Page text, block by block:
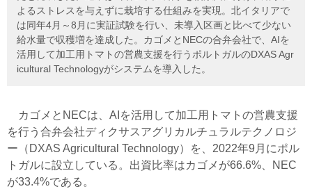
よるストレスを与えずに栽培する仕組みを実現。北イタリアで
は同年4月～8月に実証試験を行い、未導入区画と比べて少ない
給水量で収穫増を達成した。カゴメとNECの合弁会社で、AIを
活用して加工用トマトの営農支援を行うポルトガルのDXAS Agr
icultural Technologyがシステムを導入した。
カゴメとNECは、AIを活用して加工用トマトの営農支援
を行う合弁会社ディクサスアグリカルチュラルテクノロジ
ー（DXAS Agricultural Technology）を、2022年9月にポル
トガルに設立している。出資比率はカゴメが66.6%、NEC
が33.4%である。